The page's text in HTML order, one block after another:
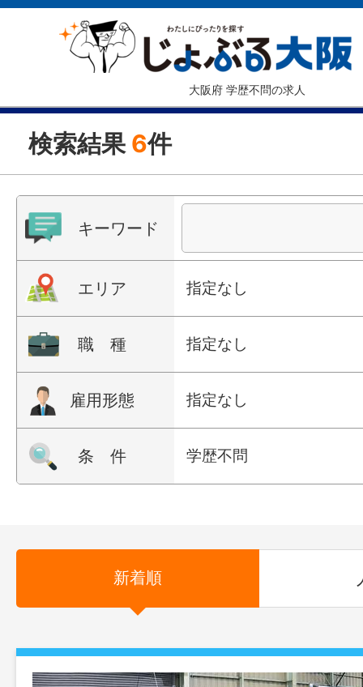
大阪府 学歴不問の求人
検索結果 6件
キーワード
エリア 指定なし
職 種 指定なし
雇用形態 指定なし
条 件 学歴不問
新着順